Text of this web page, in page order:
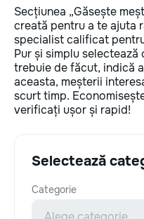
Secțiunea „Găsește
creată pentru a te ajuta
specialist calificat
Pur și simplu
trebuie de făcut, indică
aceasta, meșterii
scurt timp.
verificați ușor și rapid!
Selectează
Categorie